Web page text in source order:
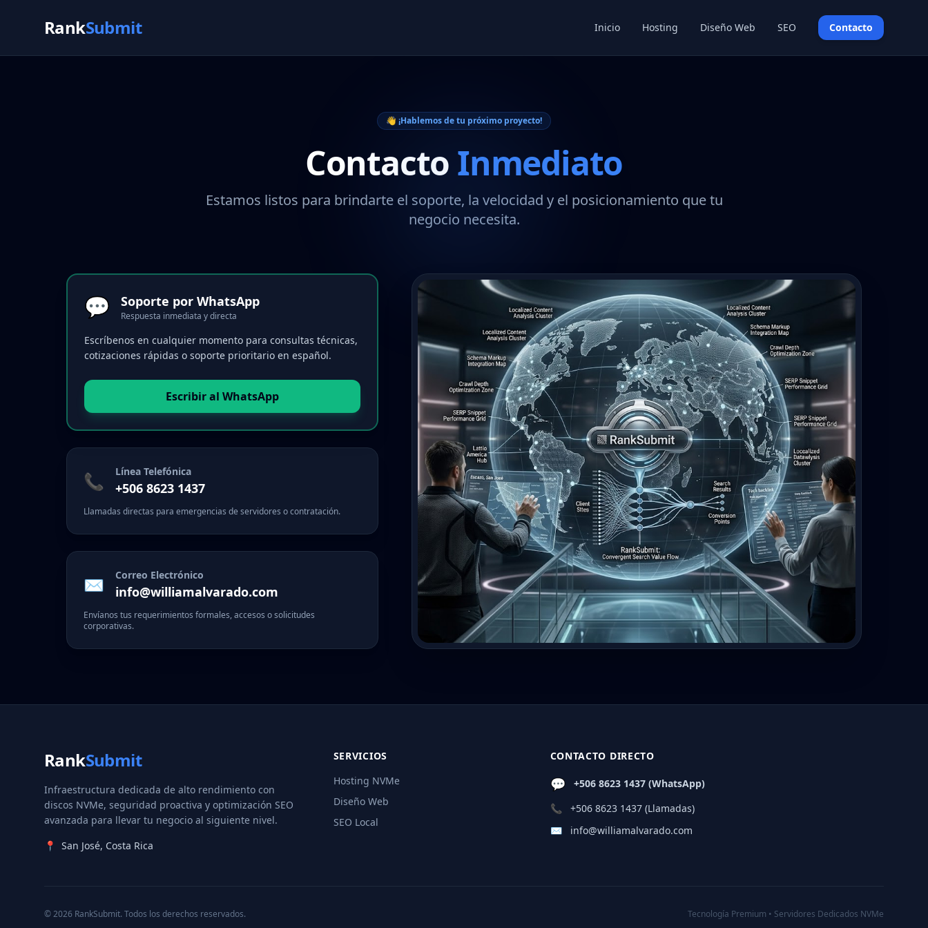
RankSubmit Inicio Hosting Diseño Web SEO Contacto
👋 ¡Hablemos de tu próximo proyecto!
Contacto Inmediato
Estamos listos para brindarte el soporte, la velocidad y el posicionamiento que tu
negocio necesita.
💬 Soporte por WhatsApp
Respuesta inmediata y directa
Escríbenos en cualquier momento para consultas técnicas,
cotizaciones rápidas o soporte prioritario en español.
Escribir al WhatsApp
📞 Línea Telefónica
+506 8623 1437
Llamadas directas para emergencias de servidores o contratación.
✉️ Correo Electrónico
info@williamalvarado.com
Envíanos tus requerimientos formales, accesos o solicitudes
corporativas.
RankSubmit
Infraestructura dedicada de alto rendimiento con
discos NVMe, seguridad proactiva y optimización SEO
avanzada para llevar tu negocio al siguiente nivel.
📍
San José, Costa Rica
SERVICIOS
Hosting NVMe
Diseño Web
SEO Local
CONTACTO DIRECTO
💬
+506 8623 1437 (WhatsApp)
📞
+506 8623 1437 (Llamadas)
✉️
info@williamalvarado.com
© 2026 RankSubmit. Todos los derechos reservados. Tecnología Premium • Servidores Dedicados NVMe